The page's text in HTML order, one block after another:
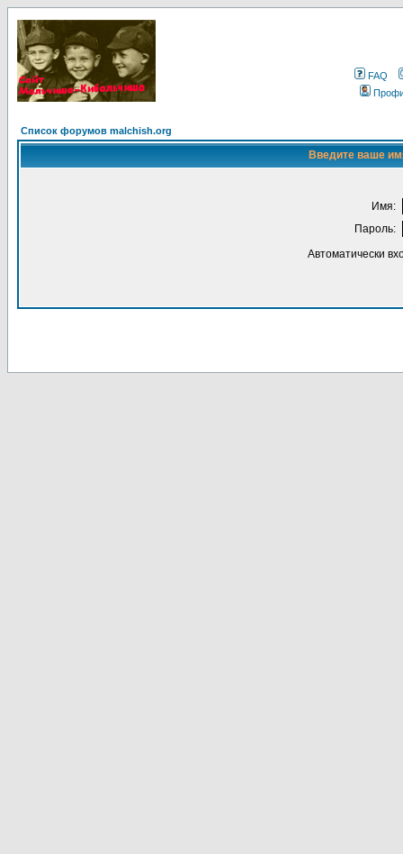
FAQ
Список форумов malchish.org
Введите ваше
Имя:
Пароль:
Автоматически